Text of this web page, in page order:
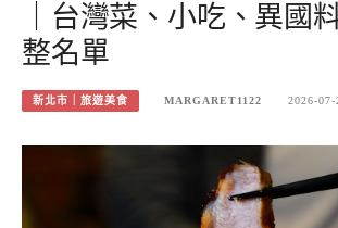
｜台灣菜、小吃、異國
整名單
新北市｜旅遊美食 MARGARET1122 2026-07-